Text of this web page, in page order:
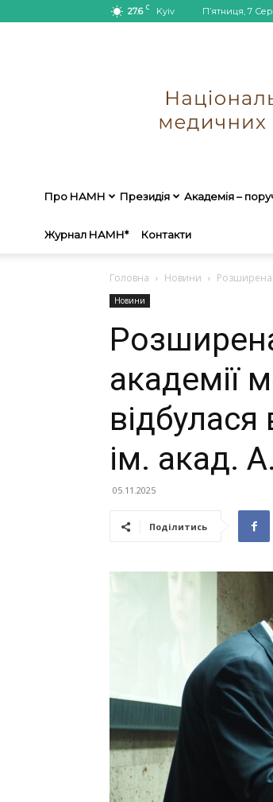
27.6 C Kyiv П’ятниця, 7
Про НАМН Президія Академія –
Журнал НАМН* Контакти
Головна Новини Розширена
Новини
академії
відбулася
ім. акад.
05.11.2025
Поділитись